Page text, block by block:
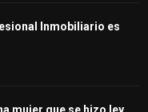
Inmobiliario es